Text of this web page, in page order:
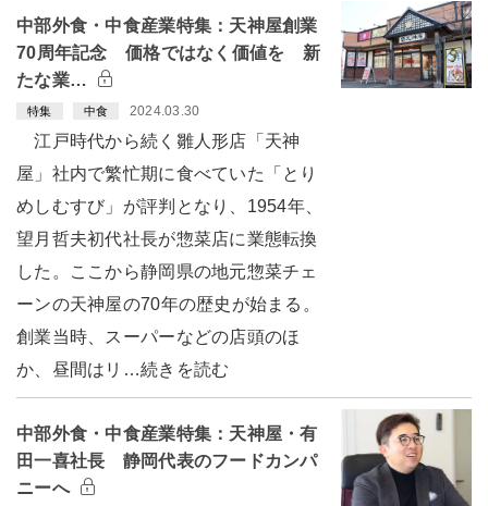
中部外食・中食産業特集：天神屋創業
70周年記念 価格ではなく価値を 新
たな業…
特集 中食 2024.03.30
江戸時代から続く雛人形店「天神
屋」社内で繁忙期に食べていた「とり
めしむすび」が評判となり、1954年、
望月哲夫初代社長が惣菜店に業態転換
した。ここから静岡県の地元惣菜チェ
ーンの天神屋の70年の歴史が始まる。
創業当時、スーパーなどの店頭のほ
か、昼間はリ…続きを読む
中部外食・中食産業特集：天神屋・有
田一喜社長 静岡代表のフードカンパ
ニーへ